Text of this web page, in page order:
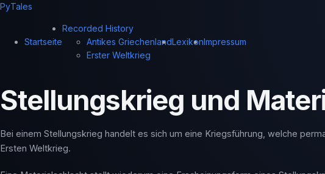
PyTales
Startseite
Recorded History
Antikes Griechenland
Erster Weltkrieg
LexikonImpressum
Stellungskrieg und
Bei einem Stellungskrieg handelt es sich um eine Kriegsführung, welche
Ersten Weltkrieg.